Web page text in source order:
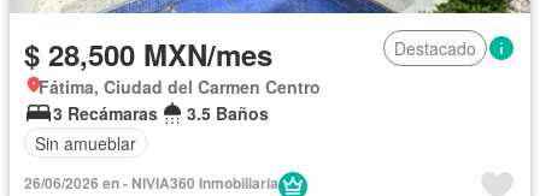
$ 28,500 MXN/mes
Destacado
Fátima, Ciudad del Carmen Centro
3 Recámaras
3.5 Baños
Sin amueblar
26/06/2026 en - NIVIA360 Inmobiliaria